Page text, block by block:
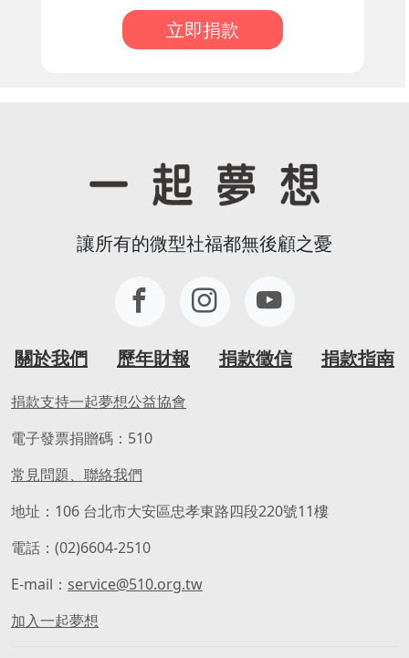
立即捐款
讓所有的微型社福都無後顧之憂
關於我們 歷年財報 捐款徵信 捐款指南
捐款支持一起夢想公益協會
電子發票捐贈碼：510
常見問題、聯絡我們
地址：106 台北市大安區忠孝東路四段220號11樓
電話：(02)6604-2510
E-mail： service@510.org.tw
加入一起夢想